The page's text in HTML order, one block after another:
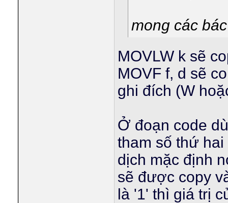
mong các
MOVLW k sẽ
MOVF f, d sẽ
ghi đích (W
Ở đoạn code
tham số thứ hai
dịch mặc định
sẽ được copy
là '1' thì giá trị